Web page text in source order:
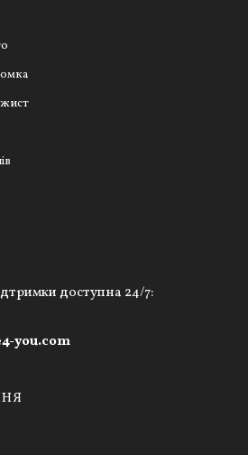
доступна 24/7:
you.com